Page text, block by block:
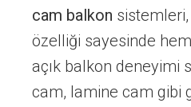
cam balkon sistemleri,
özelliği sayesinde
açık balkon deneyimi
cam, lamine cam gibi